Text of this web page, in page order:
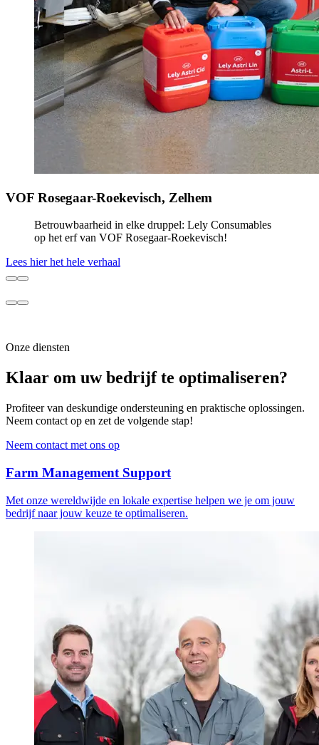
VOF Rosegaar-Roekevisch, Zelhem
Betrouwbaarheid in elke druppel: Lely Consumables
op het erf van VOF Rosegaar-Roekevisch!
Lees hier het hele verhaal
Onze diensten
Klaar om uw bedrijf te optimaliseren?
Profiteer van deskundige ondersteuning en praktische oplossingen.
Neem contact op en zet de volgende stap!
Neem contact met ons op
Farm Management Support
Met onze wereldwijde en lokale expertise helpen we je om jouw
bedrijf naar jouw keuze te optimaliseren.